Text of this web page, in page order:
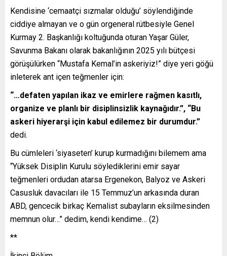
Kendisine ‘cemaatçi sızmalar olduğu’ söylendiğinde
ciddiye almayan ve o gün orgeneral rütbesiyle Genel
Kurmay 2. Başkanlığı koltuğunda oturan Yaşar Güler,
Savunma Bakanı olarak bakanlığının 2025 yılı bütçesi
görüşülürken “Mustafa Kemal’in askeriyiz!” diye yeri göğü
inleterek ant içen teğmenler için:
“…defaten yapılan ikaz ve emirlere rağmen kasıtlı,
organize ve planlı bir disiplinsizlik kaynağıdır.”, “Bu
askeri hiyerarşi için kabul edilemez bir durumdur.”
dedi.
Bu cümleleri ‘siyaseten’ kurup kurmadığını bilemem ama
“Yüksek Disiplin Kurulu söylediklerini emir sayar
teğmenleri ordudan atarsa Ergenekon, Balyoz ve Askeri
Casusluk davacıları ile 15 Temmuz’un arkasında duran
ABD, gencecik birkaç Kemalist subayların eksilmesinden
memnun olur…” dedim, kendi kendime… (2)
**